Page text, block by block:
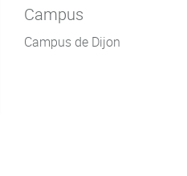
Campus
Campus de Dijon